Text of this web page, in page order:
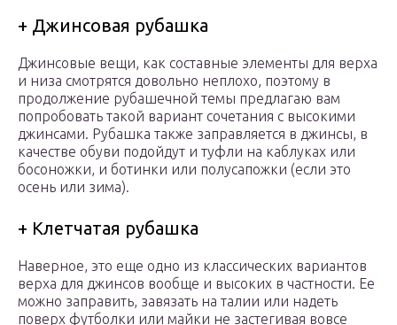
+ Джинсовая рубашка
Джинсовые вещи, как составные элементы для верха
и низа смотрятся довольно неплохо, поэтому в
продолжение рубашечной темы предлагаю вам
попробовать такой вариант сочетания с высокими
джинсами. Рубашка также заправляется в джинсы, в
качестве обуви подойдут и туфли на каблуках или
босоножки, и ботинки или полусапожки (если это
осень или зима).
+ Клетчатая рубашка
Наверное, это еще одно из классических вариантов
верха для джинсов вообще и высоких в частности. Ее
можно заправить, завязать на талии или надеть
поверх футболки или майки не застегивая вовсе